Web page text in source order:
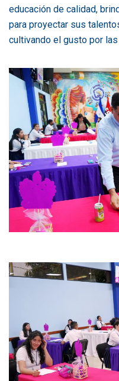
educación de calidad,
para proyectar sus
cultivando el gusto por